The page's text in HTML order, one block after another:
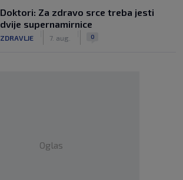
Doktori: Za zdravo srce treba jesti
dvije supernamirnice
ZDRAVLJE 7. aug. 0
Oglas